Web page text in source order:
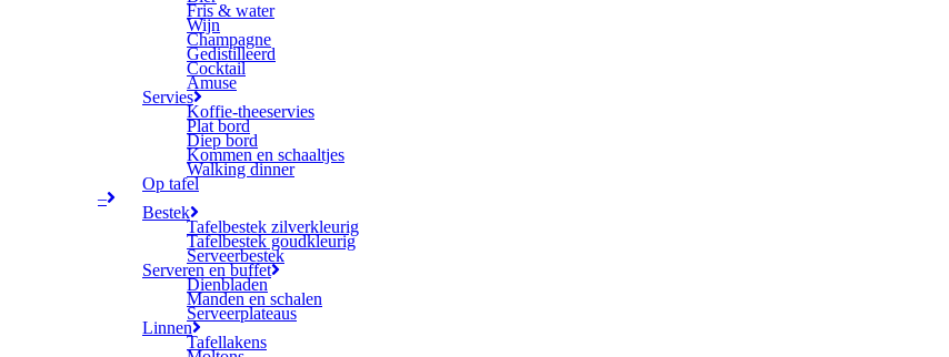
Fris & water
Wijn
Champagne
Gedistilleerd
Cocktail
Amuse
Servies
Koffie-theeservies
Plat bord
Diep bord
Kommen en schaaltjes
Walking dinner
Op tafel
–
Bestek
Tafelbestek zilverkleurig
Tafelbestek goudkleurig
Serveerbestek
Serveren en buffet
Dienbladen
Manden en schalen
Serveerplateaus
Linnen
Tafellakens